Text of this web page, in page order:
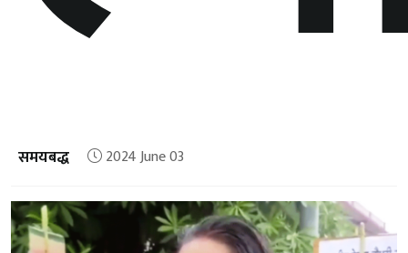
समयबद्ध 2024 June 03